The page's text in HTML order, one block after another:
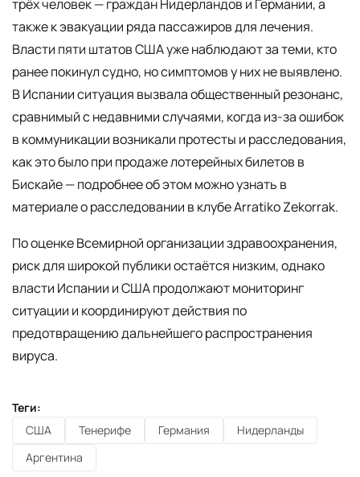
трёх человек — граждан Нидерландов и Германии, а
также к эвакуации ряда пассажиров для лечения.
Власти пяти штатов США уже наблюдают за теми, кто
ранее покинул судно, но симптомов у них не выявлено.
В Испании ситуация вызвала общественный резонанс,
сравнимый с недавними случаями, когда из-за ошибок
в коммуникации возникали протесты и расследования,
как это было при продаже лотерейных билетов в
Бискайе — подробнее об этом можно узнать в
материале о расследовании в клубе Arratiko Zekorrak.
По оценке Всемирной организации здравоохранения,
риск для широкой публики остаётся низким, однако
власти Испании и США продолжают мониторинг
ситуации и координируют действия по
предотвращению дальнейшего распространения
вируса.
Теги:
США
Тенерифе Германия
Нидерланды
Аргентина